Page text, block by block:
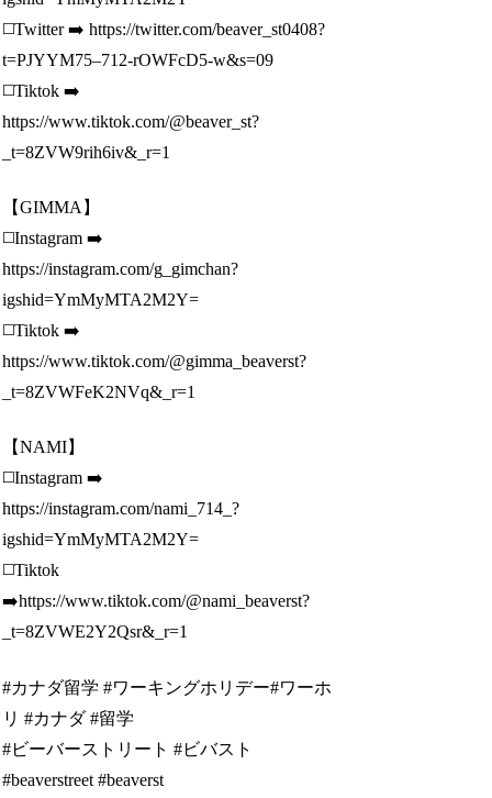
◻️Twitter ➡️ https://twitter.com/beaver_st0408?
t=PJYYM75–712-rOWFcD5-w&s=09
◻️Tiktok ➡️
https://www.tiktok.com/@beaver_st?
_t=8ZVW9rih6iv&_r=1
【GIMMA】
◻️Instagram ➡️
https://instagram.com/g_gimchan?
igshid=YmMyMTA2M2Y=
◻️Tiktok ➡️
https://www.tiktok.com/@gimma_beaverst?
_t=8ZVWFeK2NVq&_r=1
【NAMI】
◻️Instagram ➡️
https://instagram.com/nami_714_?
igshid=YmMyMTA2M2Y=
◻️Tiktok
➡️https://www.tiktok.com/@nami_beaverst?
_t=8ZVWE2Y2Qsr&_r=1
#カナダ留学 #ワーキングホリデー#ワーホ
リ #カナダ #留学
#ビーバーストリート #ビバスト
#beaverstreet #beaverst